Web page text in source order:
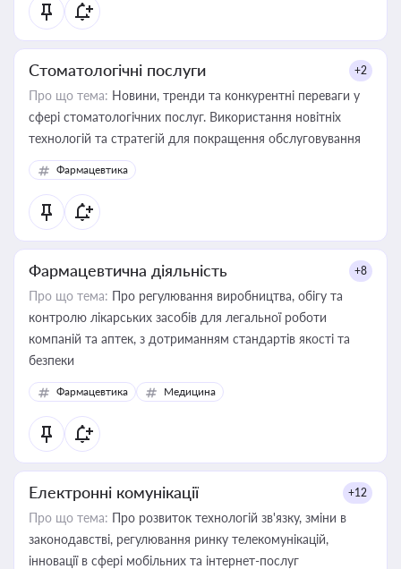
Стоматологічні послуги +2
Про що тема: Новини, тренди та конкурентні переваги у
сфері стоматологічних послуг. Використання новітніх
технологій та стратегій для покращення обслуговування
Фармацевтика
Фармацевтична діяльність +8
Про що тема: Про регулювання виробництва, обігу та
контролю лікарських засобів для легальної роботи
компаній та аптек, з дотриманням стандартів якості та
безпеки
Фармацевтика Медицина
Електронні комунікації +12
Про що тема: Про розвиток технологій зв'язку, зміни в
законодавстві, регулювання ринку телекомунікацій,
інновації в сфері мобільних та інтернет-послуг